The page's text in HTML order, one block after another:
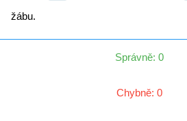
žábu.
Správně: 0
Chybně: 0